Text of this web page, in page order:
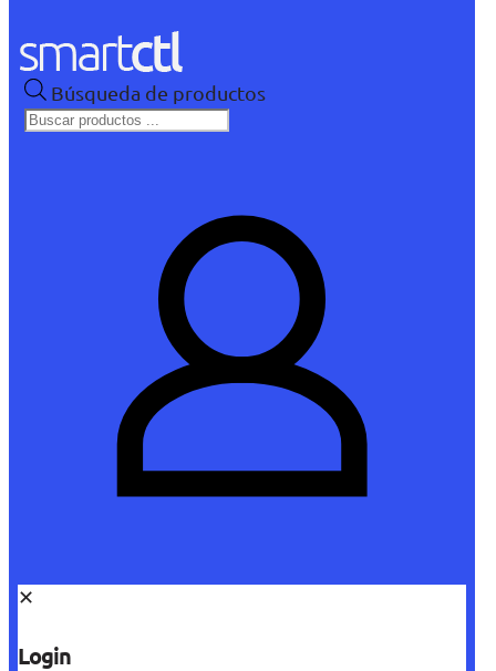
Búsqueda de productos
✕
Login